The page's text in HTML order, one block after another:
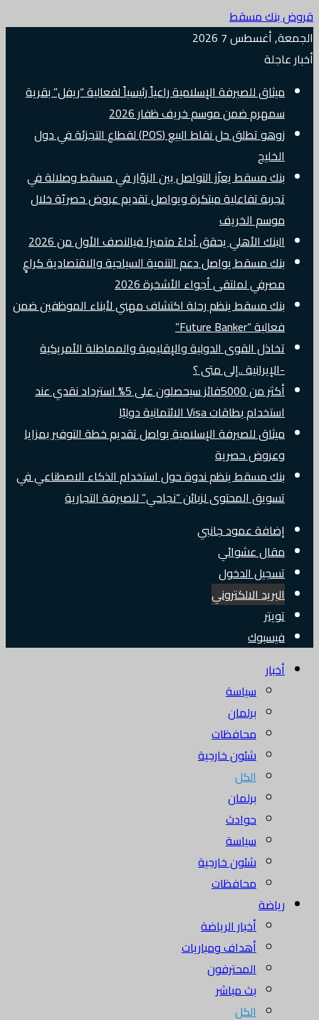
قروض بنك مسقط
الجمعة, أغسطس 7 2026
أخبار عاجلة
ميثاق للصيرفة الإسلامية راعياً رئيسياً لفعالية “ريفل” بقرية
سمهرم ضمن موسم خريف ظفار 2026
زوهو تطلق حل نقاط البيع (POS) لقطاع التجزئة في دول
الخليج
بنك مسقط يعزّز التواصل بين الزوّار في مسقط وصلالة في
تجربة تفاعلية مبتكرة ويواصل تقديم عروض حصريّة خلال
موسم الخريف
البنك الأهلي يحقق أداءً متميزا فيالنصف الأول من 2026
بنك مسقط يواصل دعم التنمية السياحية والاقتصادية كراعٍ
مصرفي لملتقى أجواء الأشخرة 2026
بنك مسقط ينظم رحلة اكتشاف مهني لأبناء الموظفين ضمن
فعالية “Future Banker”
تخاذل القوى الدولية والإقليمية والمماطلة الأمريكية
-الإيرانية ..إلى متى ؟
أكثر من 5000فائز سيحصلون على 5% استرداد نقدي عند
استخدام بطاقات Visa الائتمانية دوليًا
ميثاق للصيرفة الإسلامية يواصل تقديم خطة التوفير بمزايا
وعروض حصرية
بنك مسقط ينظم ندوة حول استخدام الذكاء الاصطناعي في
تسويق المحتوى لزبائن “نجاحي” للصيرفة التجارية
إضافة عمود جانبي
مقال عشوائي
تسجيل الدخول
البريد الالكتروني
تويتر
فيسبوك
أخبار
سياسة
برلمان
محافظات
شئون خارجية
الكل
برلمان
حوادث
سياسة
شئون خارجية
محافظات
رياضة
أخبار الرياضة
أهداف ومباريات
المحترفون
بث مباشر
الكل